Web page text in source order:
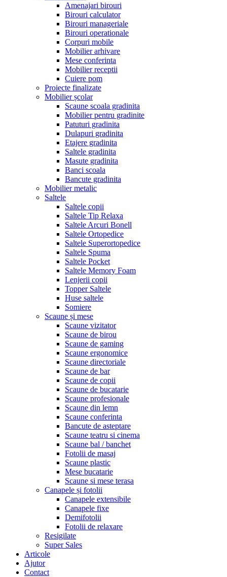
Amenajari birouri
Birouri calculator
Birouri manageriale
Birouri operationale
Corpuri mobile
Mobilier arhivare
Mese conferinta
Mobilier receptii
Cuiere pom
Proiecte finalizate
Mobilier școlar
Scaune scoala gradinita
Mobilier pentru gradinite
Patuturi gradinita
Dulapuri gradinita
Etajere gradinita
Saltele gradinita
Masute gradinita
Banci scoala
Bancute gradinita
Mobilier metalic
Saltele
Saltele copii
Saltele Tip Relaxa
Saltele Arcuri Bonell
Saltele Ortopedice
Saltele Superortopedice
Saltele Spuma
Saltele Pocket
Saltele Memory Foam
Lenjerii copii
Topper Saltele
Huse saltele
Somiere
Scaune și mese
Scaune vizitator
Scaune de birou
Scaune de gaming
Scaune ergonomice
Scaune directoriale
Scaune de bar
Scaune de copii
Scaune de bucatarie
Scaune profesionale
Scaune din lemn
Scaune conferinta
Bancute de asteptare
Scaune teatru si cinema
Scaune bal / banchet
Fotolii de masaj
Scaune plastic
Mese bucatarie
Scaune si mese terasa
Canapele și fotolii
Canapele extensibile
Canapele fixe
Demifotolii
Fotolii de relaxare
Resigilate
Super Sales
Articole
Ajutor
Contact